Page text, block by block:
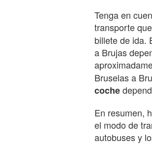
Tenga en
transporte
billete de ida.
a Brujas
Bruselas a
coche
En resumen,
el modo de
autobuses y